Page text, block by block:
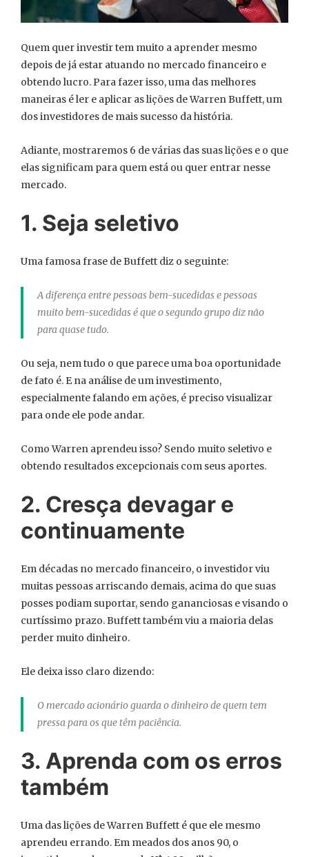
Quem quer investir tem muito a aprender mesmo
depois de já estar atuando no mercado financeiro e
obtendo lucro. Para fazer isso, uma das melhores
maneiras é ler e aplicar as lições de Warren Buffett, um
dos investidores de mais sucesso da história.
Adiante, mostraremos 6 de várias das suas lições e o que
elas significam para quem está ou quer entrar nesse
mercado.
1. Seja seletivo
Uma famosa frase de Buffett diz o seguinte:
A diferença entre pessoas bem-sucedidas e pessoas
muito bem-sucedidas é que o segundo grupo diz não
para quase tudo.
Ou seja, nem tudo o que parece uma boa oportunidade
de fato é. E na análise de um investimento,
especialmente falando em ações, é preciso visualizar
para onde ele pode andar.
Como Warren aprendeu isso? Sendo muito seletivo e
obtendo resultados excepcionais com seus aportes.
2. Cresça devagar e
continuamente
Em décadas no mercado financeiro, o investidor viu
muitas pessoas arriscando demais, acima do que suas
posses podiam suportar, sendo gananciosas e visando o
curtíssimo prazo. Buffett também viu a maioria delas
perder muito dinheiro.
Ele deixa isso claro dizendo:
O mercado acionário guarda o dinheiro de quem tem
pressa para os que têm paciência.
3. Aprenda com os erros
também
Uma das lições de Warren Buffett é que ele mesmo
aprendeu errando. Em meados dos anos 90, o